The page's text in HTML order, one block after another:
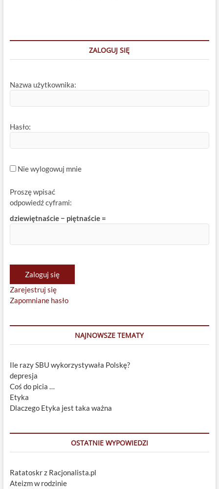
ZALOGUJ SIĘ
Nazwa użytkownika:
Hasło:
Nie wylogowuj mnie
Proszę wpisać
odpowiedź cyframi:
dziewiętnaście − piętnaście =
Zaloguj się
Zarejestruj się
Zapomniane hasło
NAJNOWSZE TEMATY
Ile razy SBU wykorzystywała Polskę?
depresja
Coś do picia …
Etyka
Dlaczego Etyka jest taka ważna
OSTATNIE WYPOWIEDZI
Ratatoskr z Racjonalista.pl
Ateizm w rodzinie